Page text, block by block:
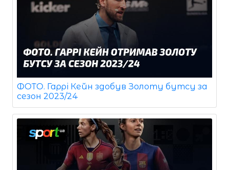
ФОТО. Гаррі Кейн здобув Золоту бутсу за
сезон 2023/24